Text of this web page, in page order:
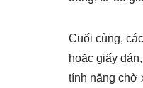
Cuối cùng,
hoặc giấy
tính năng chờ